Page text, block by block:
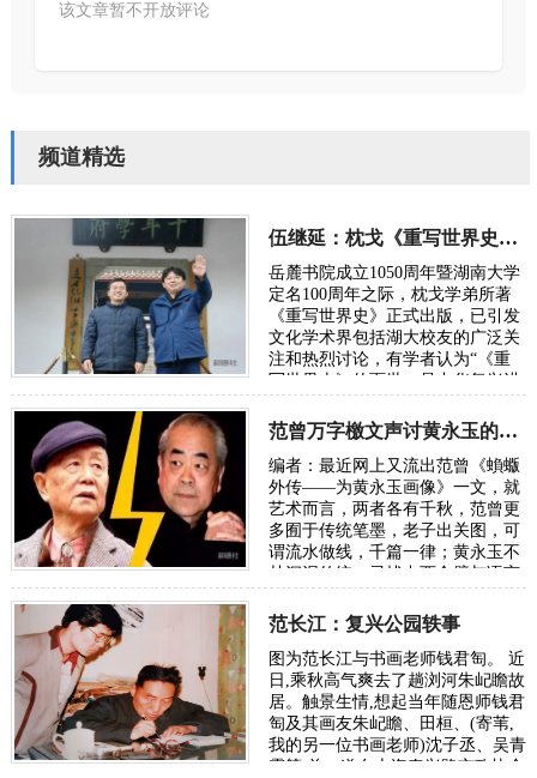
该文章暂不开放评论
频道精选
伍继延：枕戈《重写世界史》献礼湖大百周年校庆
岳麓书院成立1050周年暨湖南大学
定名100周年之际，枕戈学弟所著
《重写世界史》正式出版，已引发
文化学术界包括湖大校友的广泛关
注和热烈讨论，有学者认为“《重
写世界史》的面世，是中华复兴进
可以说，这…
范曾万字檄文声讨黄永玉的“丑恶灵魂”
编者：最近网上又流出范曾《蝜蝂
外传——为黄永玉画像》一文，就
艺术而言，两者各有千秋，范曾更
多囿于传统笔墨，老子出关图，可
谓流水做线，千篇一律；黄永玉不
甘沉泥传统，寻找中西合璧与语言
与现代的代…
范长江：复兴公园轶事
图为范长江与书画老师钱君匋。 近
日,乘秋高气爽去了趟浏河朱屺瞻故
居。触景生情,想起当年随恩师钱君
匋及其画友朱屺瞻、田桓、(寄苇,
我的另一位书画老师)沈子丞、吴青
霞等,曾一道在上海泰兴路市政协合